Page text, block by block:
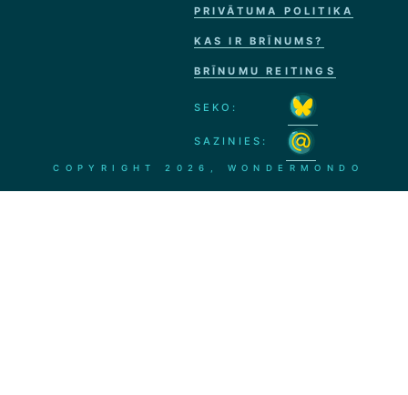
PRIVĀTUMA POLITIKA
KAS IR BRĪNUMS?
BRĪNUMU REITINGS
SEKO:
SAZINIES:
COPYRIGHT2026, WONDERMONDO